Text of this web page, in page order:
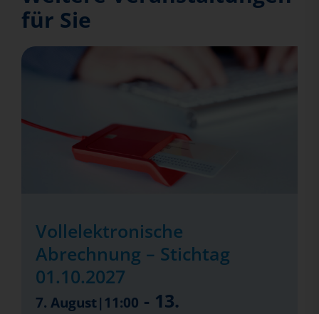
für Sie
Vollelektronische
Abrechnung – Stichtag
01.10.2027
7. August|11:00 - 13.